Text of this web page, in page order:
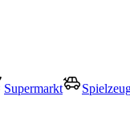
Supermarkt